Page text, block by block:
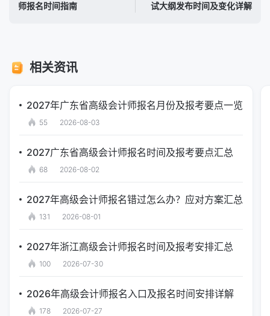
师报名时间指南
试大纲发布时间及变化详解
相关资讯
2027年广东省高级会计师报名月份及报考要点一览
55 2026-08-03
2027广东省高级会计师报名时间及报考要点汇总
68 2026-08-02
2027年高级会计师报名错过怎么办？应对方案汇总
131 2026-08-01
2027年浙江高级会计师报名时间及报考安排汇总
100 2026-07-30
2026年高级会计师报名入口及报名时间安排详解
178 2026-07-27